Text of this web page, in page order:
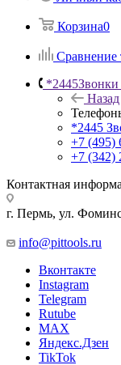
Корзина0
Сравнение
*2445Звонки
Назад
*2445
+7 (495)
+7 (342)
Контактная
г. Пермь, ул.
info@pittools.ru
Вконтакте
Instagram
Telegram
Rutube
MAX
Яндекс.Дзен
TikTok